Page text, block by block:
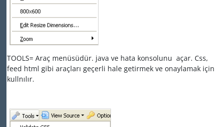
TOOLS= Araç menüsüdür. java ve hata konsolunu açar. Css,
feed html gibi araçları geçerli hale getirmek ve onaylamak için
kullnılır.